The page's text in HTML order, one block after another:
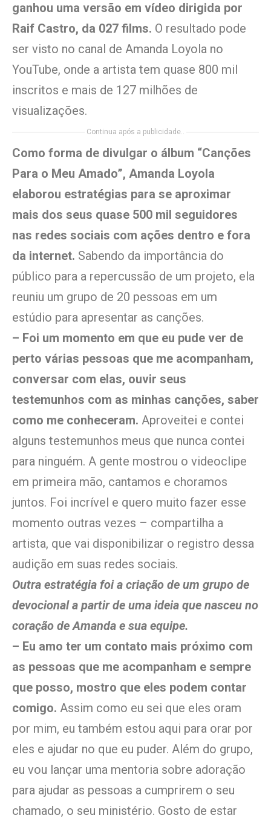
ganhou uma versão em vídeo dirigida por
Raif Castro, da 027 films. O resultado pode
ser visto no canal de Amanda Loyola no
YouTube, onde a artista tem quase 800 mil
inscritos e mais de 127 milhões de
visualizações.
Continua após a publicidade..
Como forma de divulgar o álbum “Canções
Para o Meu Amado”, Amanda Loyola
elaborou estratégias para se aproximar
mais dos seus quase 500 mil seguidores
nas redes sociais com ações dentro e fora
da internet. Sabendo da importância do
público para a repercussão de um projeto, ela
reuniu um grupo de 20 pessoas em um
estúdio para apresentar as canções.
– Foi um momento em que eu pude ver de
perto várias pessoas que me acompanham,
conversar com elas, ouvir seus
testemunhos com as minhas canções, saber
como me conheceram. Aproveitei e contei
alguns testemunhos meus que nunca contei
para ninguém. A gente mostrou o videoclipe
em primeira mão, cantamos e choramos
juntos. Foi incrível e quero muito fazer esse
momento outras vezes – compartilha a
artista, que vai disponibilizar o registro dessa
audição em suas redes sociais.
Outra estratégia foi a criação de um grupo de
devocional a partir de uma ideia que nasceu no
coração de Amanda e sua equipe.
– Eu amo ter um contato mais próximo com
as pessoas que me acompanham e sempre
que posso, mostro que eles podem contar
comigo. Assim como eu sei que eles oram
por mim, eu também estou aqui para orar por
eles e ajudar no que eu puder. Além do grupo,
eu vou lançar uma mentoria sobre adoração
para ajudar as pessoas a cumprirem o seu
chamado, o seu ministério. Gosto de estar